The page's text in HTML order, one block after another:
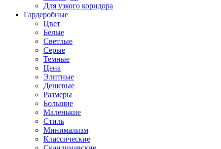
Для узкого коридора
Гардеробные
Цвет
Белые
Светлые
Серые
Темные
Цена
Элитные
Дешевые
Размеры
Большие
Маленькие
Стиль
Минимализм
Классические